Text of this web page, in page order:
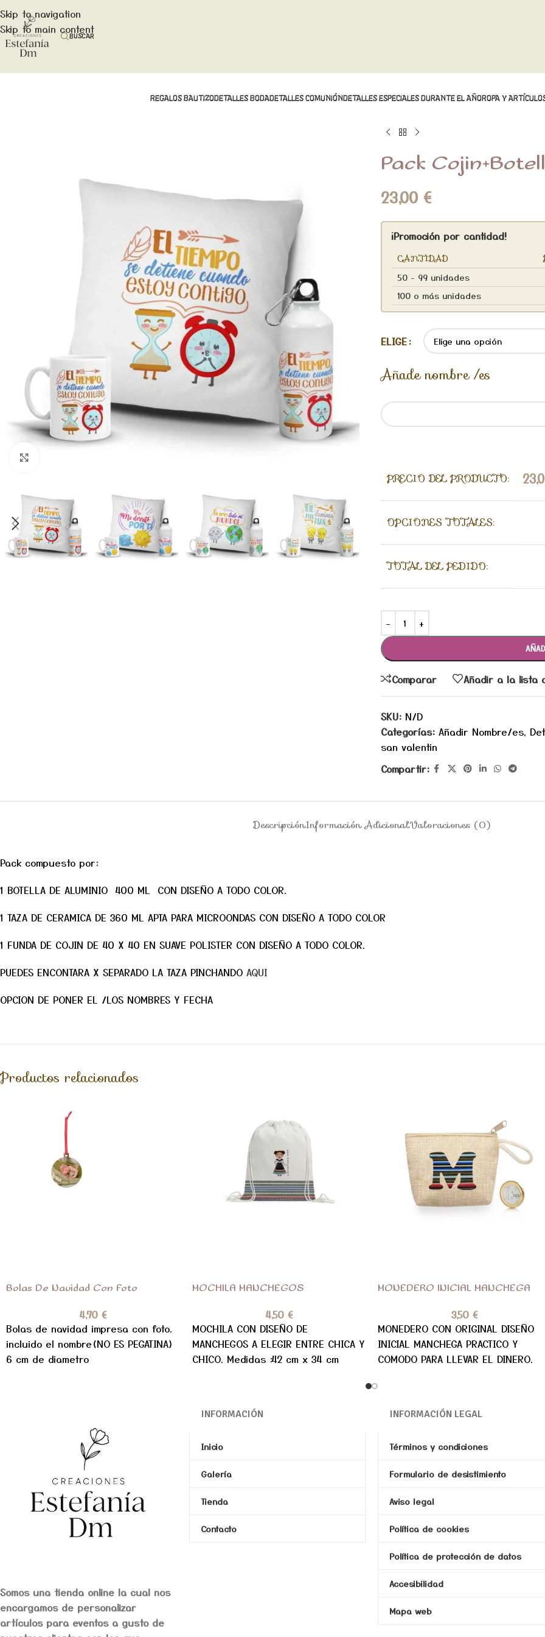
Skip to navigation
Skip to main content
BUSCAR
REGALOS BAUTIZODETALLES BODADETALLES COMUNIÓNDETALLES ESPECIALES DURANTE EL AÑOROPA Y
Pack
23,00 €
¡Promoción por cantidad!
CANTIDAD
50 - 99 unidades
100 o más unidades
ELIGE
Añade nombre /es
PRECIO DEL PRODUCTO:
OPCIONES TOTALES:
TOTAL DEL PEDIDO:
Comparar Añadir a la lista
SKU: N/D
Categorías: Añadir Nombre/es,
san valentin
Compartir:
DescripciónInformación AdicionalValoraciones (0)
Pack compuesto por:
1 BOTELLA DE ALUMINIO 400 ML CON DISEÑO A TODO COLOR.
1 TAZA DE CERAMICA DE 360 ML APTA PARA MICROONDAS CON DISEÑO A TODO COLOR
1 FUNDA DE COJIN DE 40 X 40 EN SUAVE POLISTER CON DISEÑO A TODO COLOR.
PUEDES ENCONTARA X SEPARADO LA TAZA PINCHANDO AQUI
OPCION DE PONER EL /LOS NOMBRES Y FECHA
Productos relacionados
Bolas De Navidad Con Foto
4,70€
Bolas de navidad impresa con foto.
incluido el nombre(NO ES PEGATINA)
6 cm de diametro
MOCHILA MANCHEGOS
4,50 €
MOCHILA CON DISEÑO DE
MANCHEGOS A ELEGIR ENTRE CHICA Y
CHICO. Medidas :42 cm x 34 cm
MONEDERO INICIAL MANCHEGA
3,50€
MONEDERO CON ORIGINAL DISEÑO
INICIAL MANCHEGA PRACTICO Y
COMODO PARA LLEVAR EL DINERO.
Somos una tienda online la cual nos
encargamos de personalizar
artículos para eventos a gusto de
INFORMACIÓN
Inicio
Galería
Tienda
Contacto
INFORMACIÓN LEGAL
Términos y condiciones
Formulario de desistimiento
Aviso legal
Política de cookies
Política de protección de datos
Accesibilidad
Mapa web